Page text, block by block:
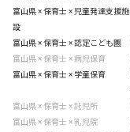
富山県 × 保育士 × 児童発達支援施
設
富山県 × 保育士 × 認定こども園
富山県 × 保育士 × 病児保育
富山県 × 保育士 × 学童保育
富山県 × 保育士 × 託児所
富山県 × 保育士 × 乳児院